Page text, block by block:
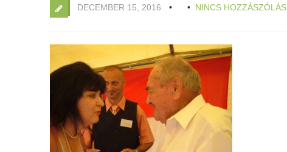
DECEMBER 15, 2016 NINCS HOZZÁSZÓLÁS